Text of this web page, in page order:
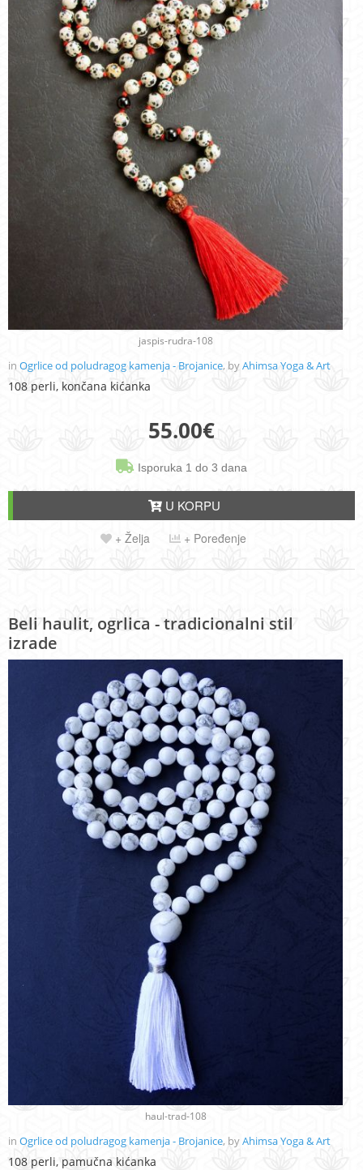
jaspis-rudra-108
in Ogrlice od poludragog kamenja - Brojanice, byAhimsa Yoga & Art
108 perli, končana kićanka
55.00€
Isporuka 1 do 3 dana
U KORPU
+ Želja + Poređenje
Beli haulit, ogrlica - tradicionalni stil
izrade
haul-trad-108
in Ogrlice od poludragog kamenja - Brojanice, byAhimsa Yoga & Art
108 perli, pamučna kićanka